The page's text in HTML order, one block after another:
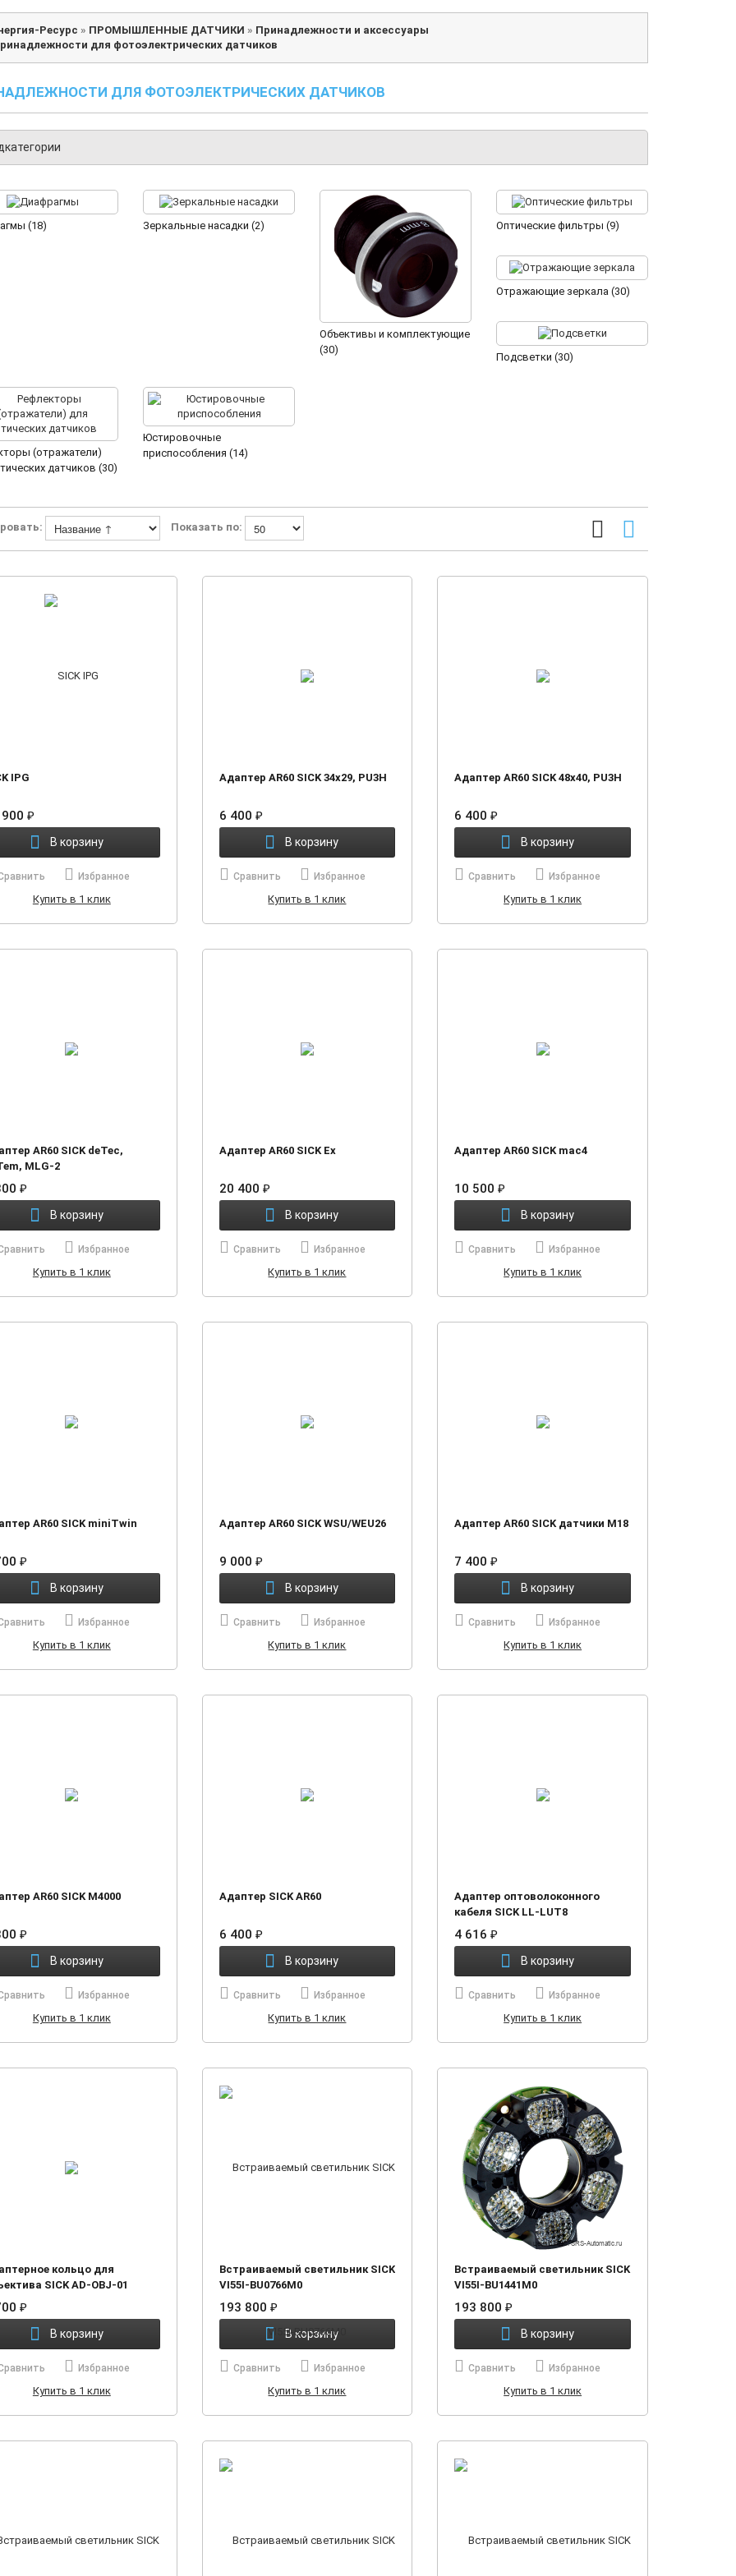
Ресурс » ПРОМЫШЛЕННЫЕ ДАТЧИКИ » Принадлежности и аксессуары
для фотоэлектрических датчиков
ДЛЯ ФОТОЭЛЕКТРИЧЕСКИХ ДАТЧИКОВ
(18) Зеркальные насадки (2)
Объективы и комплектующие
(30)
Оптические фильтры (9)
Отражающие зеркала (30)
Подсветки (30)
(отражатели)
датчиков (30)
Юстировочные
приспособления (14)
Показать по:
IPG
₽
В корзину
Избранное
Купить в 1 клик
Адаптер AR60 SICK 34х29, PU3H
6 400 ₽
В корзину
Сравнить Избранное
Купить в 1 клик
Адаптер AR60 SICK 48х40, PU3H
6 400₽
В корзину
Сравнить Избранное
Купить в 1 клик
AR60 SICK deTec,
MLG-2
₽
В корзину
Избранное
Купить в 1 клик
Адаптер AR60 SICK Ex
20 400 ₽
В корзину
Сравнить Избранное
Купить в 1 клик
Адаптер AR60 SICK mac4
10 500₽
В корзину
Сравнить Избранное
Купить в 1 клик
AR60 SICK miniTwin
₽
В корзину
Избранное
Купить в 1 клик
Адаптер AR60 SICK WSU/WEU26
9 000 ₽
В корзину
Сравнить Избранное
Купить в 1 клик
Адаптер AR60 SICK датчики М18
7 400₽
В корзину
Сравнить Избранное
Купить в 1 клик
AR60 SICK М4000
₽
В корзину
Избранное
Купить в 1 клик
Адаптер SICK AR60
6 400 ₽
В корзину
Сравнить Избранное
Купить в 1 клик
Адаптер оптоволоконного
кабеля SICK LL-LUT8
4 616₽
В корзину
Сравнить Избранное
Купить в 1 клик
кольцо для
SICK AD-OBJ-01
₽
В корзину
Избранное
Купить в 1 клик
Встраиваемый светильник SICK
VI55I-BU0766M0
193 800 ₽
В корзину
Сравнить Избранное
Купить в 1 клик
Встраиваемый светильник SICK
VI55I-BU1441M0
193 800₽
В корзину
Сравнить Избранное
Купить в 1 клик